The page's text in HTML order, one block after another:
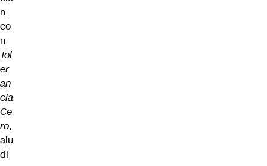
n
co
n
Tol
er
an
cia
Ce
ro,
alu
di